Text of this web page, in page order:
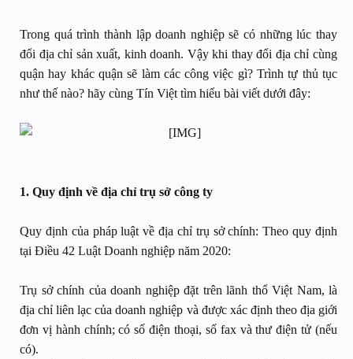
Trong quá trình thành lập doanh nghiệp sẽ có những lúc thay
đổi địa chỉ sản xuất, kinh doanh. Vậy khi thay đổi địa chỉ cùng
quận hay khác quận sẽ làm các công việc gì? Trình tự thủ tục
như thế nào? hãy cùng Tín Việt tìm hiểu bài viết dưới đây:
1. Quy định về địa chỉ trụ sở công ty
Quy định của pháp luật về địa chỉ trụ sở chính: Theo quy định
tại Điều 42 Luật Doanh nghiệp năm 2020:
Trụ sở chính của doanh nghiệp đặt trên lãnh thổ Việt Nam, là
địa chỉ liên lạc của doanh nghiệp và được xác định theo địa giới
đơn vị hành chính; có số điện thoại, số fax và thư điện tử (nếu
có).